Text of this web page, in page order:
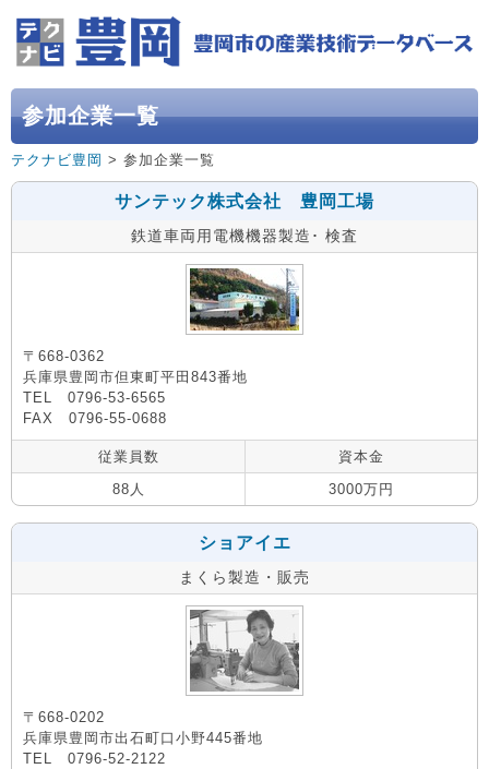
参加企業一覧
テクナビ豊岡 > 参加企業一覧
サンテック株式会社 豊岡工場
鉄道車両用電機機器製造･ 検査
〒668-0362
兵庫県豊岡市但東町平田843番地
TEL 0796-53-6565
FAX 0796-55-0688
従業員数
資本金
88人
3000万円
ショアイエ
まくら製造・販売
〒668-0202
兵庫県豊岡市出石町口小野445番地
TEL 0796-52-2122